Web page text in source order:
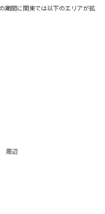
期間に関東では以下のエリアが拡
周辺